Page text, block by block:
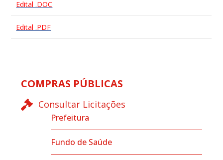
Edital .DOC
Edital .PDF
COMPRAS PÚBLICAS
Consultar Licitações
Prefeitura
Fundo de Saúde